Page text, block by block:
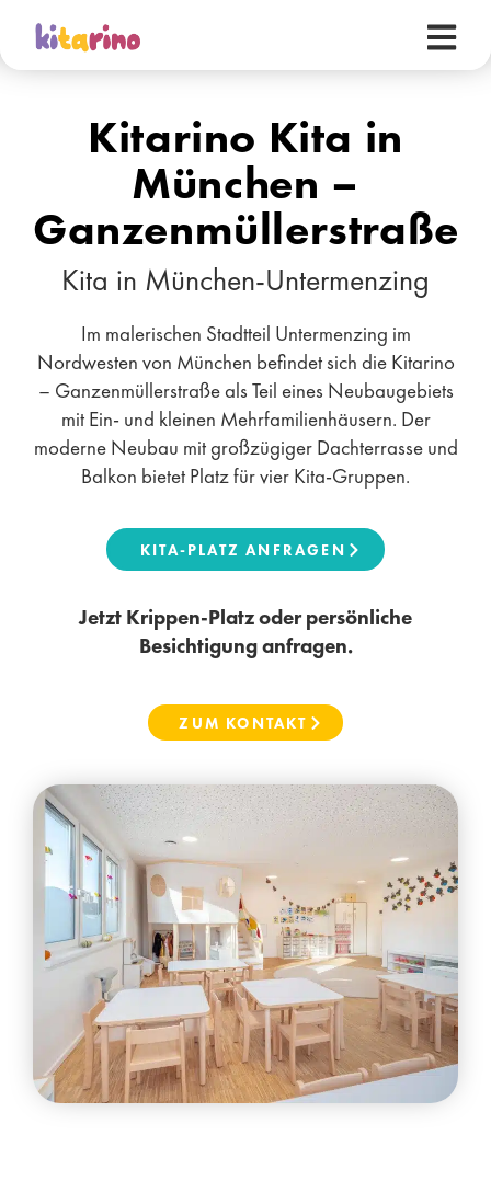
Kitarino Kita in
München –
Ganzenmüllerstraße
Kita in München-Untermenzing
Im malerischen Stadtteil Untermenzing im
Nordwesten von München befindet sich die Kitarino
– Ganzenmüllerstraße als Teil eines Neubaugebiets
mit Ein- und kleinen Mehrfamilienhäusern. Der
moderne Neubau mit großzügiger Dachterrasse und
Balkon bietet Platz für vier Kita-Gruppen.
KITA-PLATZ ANFRAGEN
Jetzt Krippen-Platz oder persönliche
Besichtigung anfragen.
ZUM KONTAKT